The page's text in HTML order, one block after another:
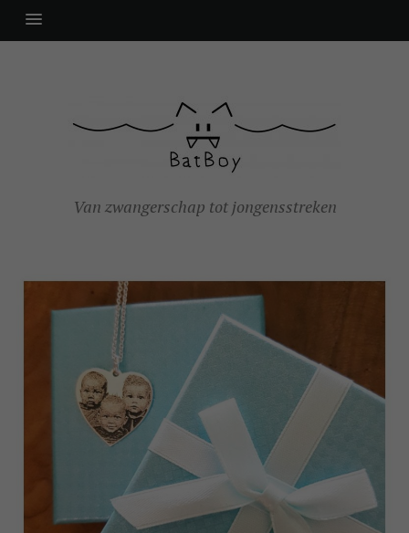
Van zwangerschap tot jongensstreken